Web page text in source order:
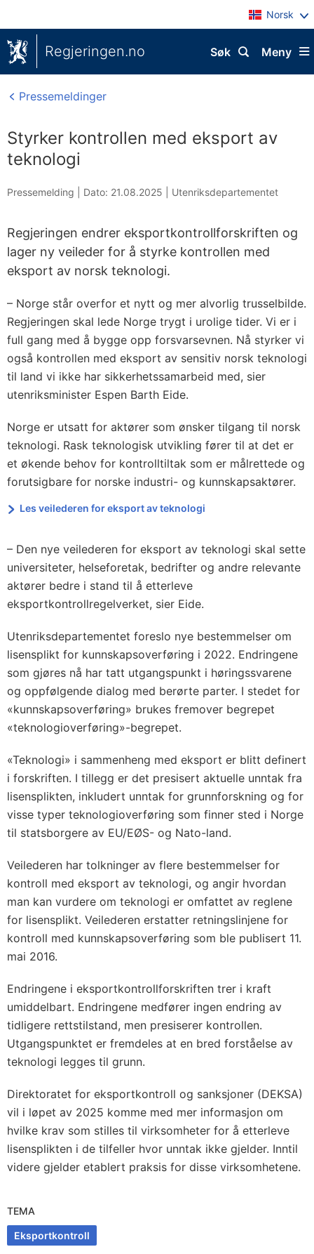
Norsk
Regjeringen.no Meny
Søk
Pressemeldinger
Styrker kontrollen med eksport av
teknologi
Pressemelding | Dato: 21.08.2025 Utenriksdepartementet
Regjeringen endrer eksportkontrollforskriften og
lager ny veileder for å styrke kontrollen med
eksport av norsk teknologi.
– Norge står overfor et nytt og mer alvorlig trusselbilde.
Regjeringen skal lede Norge trygt i urolige tider. Vi er i
full gang med å bygge opp forsvarsevnen. Nå styrker vi
også kontrollen med eksport av sensitiv norsk teknologi
til land vi ikke har sikkerhetssamarbeid med, sier
utenriksminister Espen Barth Eide.
Norge er utsatt for aktører som ønsker tilgang til norsk
teknologi. Rask teknologisk utvikling fører til at det er
et økende behov for kontrolltiltak som er målrettede og
forutsigbare for norske industri- og kunnskapsaktører.
Les veilederen for eksport av teknologi
– Den nye veilederen for eksport av teknologi skal sette
universiteter, helseforetak, bedrifter og andre relevante
aktører bedre i stand til å etterleve
eksportkontrollregelverket, sier Eide.
Utenriksdepartementet foreslo nye bestemmelser om
lisensplikt for kunnskapsoverføring i 2022. Endringene
som gjøres nå har tatt utgangspunkt i høringssvarene
og oppfølgende dialog med berørte parter. I stedet for
«kunnskapsoverføring» brukes fremover begrepet
«teknologioverføring»-begrepet.
«Teknologi» i sammenheng med eksport er blitt definert
i forskriften. I tillegg er det presisert aktuelle unntak fra
lisensplikten, inkludert unntak for grunnforskning og for
visse typer teknologioverføring som finner sted i Norge
til statsborgere av EU/EØS- og Nato-land.
Veilederen har tolkninger av flere bestemmelser for
kontroll med eksport av teknologi, og angir hvordan
man kan vurdere om teknologi er omfattet av reglene
for lisensplikt. Veilederen erstatter retningslinjene for
kontroll med kunnskapsoverføring som ble publisert 11.
mai 2016.
Endringene i eksportkontrollforskriften trer i kraft
umiddelbart. Endringene medfører ingen endring av
tidligere rettstilstand, men presiserer kontrollen.
Utgangspunktet er fremdeles at en bred forståelse av
teknologi legges til grunn.
Direktoratet for eksportkontroll og sanksjoner (DEKSA)
vil i løpet av 2025 komme med mer informasjon om
hvilke krav som stilles til virksomheter for å etterleve
lisensplikten i de tilfeller hvor unntak ikke gjelder. Inntil
videre gjelder etablert praksis for disse virksomhetene.
TEMA
Eksportkontroll